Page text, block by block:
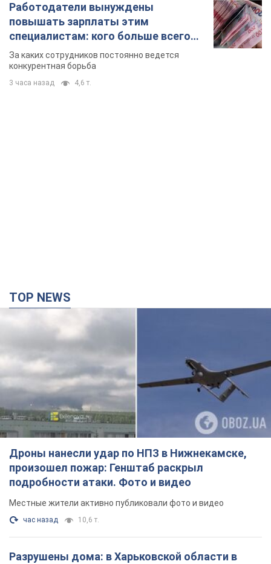
Работодатели вынуждены
повышать зарплаты этим
специалистам: кого больше всего
не хватает на рынке труда
За каких сотрудников постоянно ведется
конкурентная борьба
3 часа назад 4,6 т.
TOP NEWS
Дроны нанесли удар по НПЗ в Нижнекамске,
произошел пожар: Генштаб раскрыл
подробности атаки. Фото и видео
Местные жители активно публиковали фото и видео
час назад 10,6 т.
Разрушены дома: в Харьковской области в